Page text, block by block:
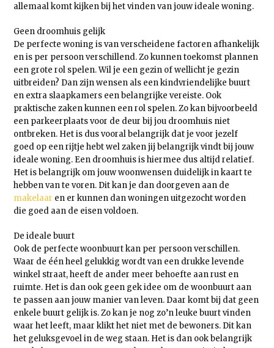
allemaal komt kijken bij het vinden van jouw ideale woning.
Geen droomhuis gelijk
De perfecte woning is van verscheidene factoren afhankelijk
en is per persoon verschillend. Zo kunnen toekomst plannen
een grote rol spelen. Wil je een gezin of wellicht je gezin
uitbreiden? Dan zijn wensen als een kindvriendelijke buurt
en extra slaapkamers een belangrijke vereiste. Ook
praktische zaken kunnen een rol spelen. Zo kan bijvoorbeeld
een parkeerplaats voor de deur bij jou droomhuis niet
ontbreken. Het is dus vooral belangrijk dat je voor jezelf
goed op een rijtje hebt wel zaken jij belangrijk vindt bij jouw
ideale woning. Een droomhuis is hiermee dus altijd relatief.
Het is belangrijk om jouw woonwensen duidelijk in kaart te
hebben van te voren. Dit kan je dan doorgeven aan de
makelaar en er kunnen dan woningen uitgezocht worden
die goed aan de eisen voldoen.
De ideale buurt
Ook de perfecte woonbuurt kan per persoon verschillen.
Waar de één heel gelukkig wordt van een drukke levende
winkel straat, heeft de ander meer behoefte aan rust en
ruimte. Het is dan ook geen gek idee om de woonbuurt aan
te passen aan jouw manier van leven. Daar komt bij dat geen
enkele buurt gelijk is. Zo kan je nog zo’n leuke buurt vinden
waar het leeft, maar klikt het niet met de bewoners. Dit kan
het geluksgevoel in de weg staan. Het is dan ook belangrijk